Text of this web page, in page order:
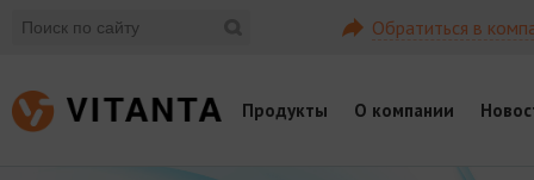
Обратиться в
Продукты О компании